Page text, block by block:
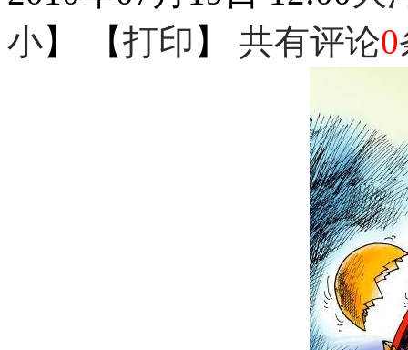
小】 【打印 】 共有评论0